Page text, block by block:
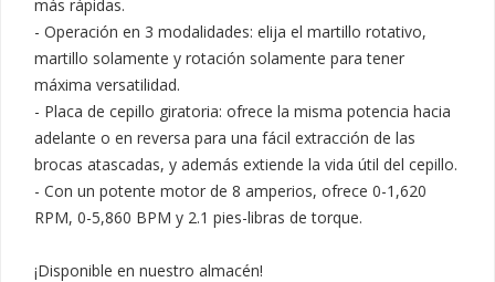
más rápidas.
- Operación en 3 modalidades: elija el martillo rotativo,
martillo solamente y rotación solamente para tener
máxima versatilidad.
- Placa de cepillo giratoria: ofrece la misma potencia hacia
adelante o en reversa para una fácil extracción de las
brocas atascadas, y además extiende la vida útil del cepillo.
- Con un potente motor de 8 amperios, ofrece 0-1,620
RPM, 0-5,860 BPM y 2.1 pies-libras de torque.
¡Disponible en nuestro almacén!